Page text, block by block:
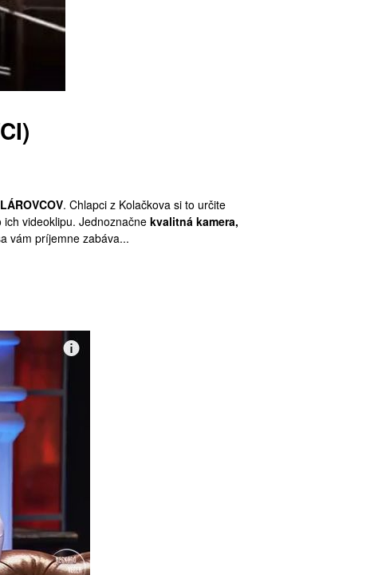
. Chlapci z Kolačkova si to určite
videoklipu. Jednoznačne kvalitná kamera,
vám príjemne zabáva...